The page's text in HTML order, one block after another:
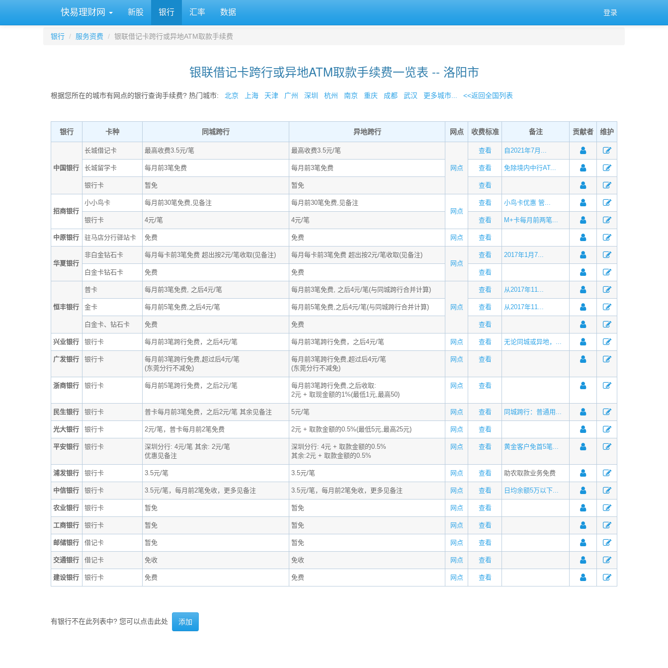
快易理财网 新股 银行 汇率 数据 登录
银行 服务资费 银联借记卡跨行或异地ATM取款手续费
银联借记卡跨行或异地ATM取款手续费一览表 -- 洛阳市
根据您所在的城市有网点的银行查询手续费? 热门城市: 北京 上海 天津 广州 深圳 杭州 南京 重庆 成都 武汉 更多城市... <<返回全国列表
银行 卡种 同城跨行 异地跨行 网点 收费标准 备注 贡献者 维护
中国银行
长城借记卡 最高收费3.5元/笔 最高收费3.5元/笔
网点
查看 自2021年7月...
长城留学卡 每月前3笔免费 每月前3笔免费 查看 免除境内中行AT...
银行卡 暂免 暂免 查看
招商银行
小小鸟卡 每月前30笔免费,见备注
每月前30笔免费,见备注
网点
查看 小鸟卡优惠 管...
银行卡 4元/笔 4元/笔 查看 M+卡每月前两笔...
中原银行 驻马店分行驿站卡 免费 免费 网点 查看
华夏银行
非白金钻石卡 每月每卡前3笔免费 超出按2元/笔收取(见备注)
每月每卡前3笔免费 超出按2元/笔收取(见备注)
网点
查看 2017年1月7...
白金卡钻石卡 免费 免费 查看
恒丰银行
普卡 每月前3笔免费, 之后4元/笔 每月前3笔免费, 之后4元/笔(与同城跨行合并计算)
网点
查看 从2017年11...
金卡 每月前5笔免费,之后4元/笔 每月前5笔免费,之后4元/笔(与同城跨行合并计算) 查看 从2017年11...
白金卡、钻石卡 免费 免费 查看
兴业银行 银行卡 每月前3笔跨行免费，之后4元/笔 每月前3笔跨行免费，之后4元/笔 网点 查看 无论同城或异地，...
广发银行 银行卡
每月前3笔跨行免费,超过后4元/笔
(东莞分行不减免)
每月前3笔跨行免费,超过后4元/笔
(东莞分行不减免)
网点 查看
浙商银行 银行卡 每月前5笔跨行免费，之后2元/笔
每月前3笔跨行免费,之后收取:
2元 + 取现金额的1%(最低1元,最高50)
网点 查看
民生银行 银行卡 普卡每月前3笔免费，之后2元/笔 其余见备注 5元/笔 网点 查看 同城跨行：普通用...
光大银行 银行卡 2元/笔，普卡每月前2笔免费 2元 + 取款金额的0.5%(最低5元,最高25元) 网点 查看
平安银行 银行卡
深圳分行: 4元/笔 其余: 2元/笔
优惠见备注
深圳分行: 4元 + 取款金额的0.5%
其余:2元 + 取款金额的0.5%
网点 查看 黄金客户免首5笔...
浦发银行 银行卡 3.5元/笔 3.5元/笔 网点 查看 助农取款业务免费
中信银行 银行卡 3.5元/笔，每月前2笔免收，更多见备注 3.5元/笔，每月前2笔免收，更多见备注 网点 查看 日均余额5万以下...
农业银行 银行卡 暂免 暂免 网点 查看
工商银行 银行卡 暂免 暂免 网点 查看
邮储银行 借记卡 暂免 暂免 网点 查看
交通银行 借记卡 免收 免收 网点 查看
建设银行 银行卡 免费 免费 网点 查看
有银行不在此列表中? 您可以点击此处 添加